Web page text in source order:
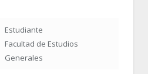
Estudiante
Facultad de Estudios
Generales